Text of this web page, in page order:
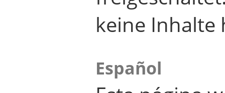
keine Inhalte
Español